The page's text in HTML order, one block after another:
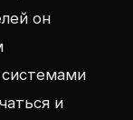
он
и